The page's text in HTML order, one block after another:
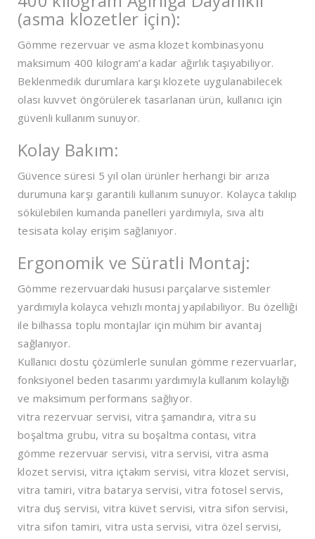
(asma klozetler için):
Gömme rezervuar ve asma klozet kombinasyonu
maksimum 400 kilogram’a kadar ağırlık taşıyabiliyor.
Beklenmedik durumlara karşı klozete uygulanabilecek
olası kuvvet öngörülerek tasarlanan ürün, kullanıcı için
güvenli kullanım sunuyor.
Kolay Bakım:
Güvence süresi 5 yıl olan ürünler herhangi bir arıza
durumuna karşı garantili kullanım sunuyor. Kolayca takılıp
sökülebilen kumanda panelleri yardımıyla, sıva altı
tesisata kolay erişim sağlanıyor.
Ergonomik ve Süratli Montaj:
Gömme rezervuardaki hususi parçalarve sistemler
yardımıyla kolayca vehızlı montaj yapılabiliyor. Bu özelliği
ile bilhassa toplu montajlar için mühim bir avantaj
sağlanıyor.
Kullanıcı dostu çözümlerle sunulan gömme rezervuarlar,
fonksiyonel beden tasarımı yardımıyla kullanım kolaylığı
ve maksimum performans sağlıyor.
vitra rezervuar servisi, vitra şamandıra, vitra su
boşaltma grubu, vitra su boşaltma contası, vitra
gömme rezervuar servisi, vitra servisi, vitra asma
klozet servisi, vitra içtakım servisi, vitra klozet servisi,
vitra tamiri, vitra batarya servisi, vitra fotosel servis,
vitra duş servisi, vitra küvet servisi, vitra sifon servisi,
vitra sifon tamiri, vitra usta servisi, vitra özel servisi,